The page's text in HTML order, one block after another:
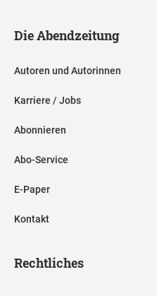
Die Abendzeitung
Autoren und Autorinnen
Karriere / Jobs
Abonnieren
Abo-Service
E-Paper
Kontakt
Rechtliches